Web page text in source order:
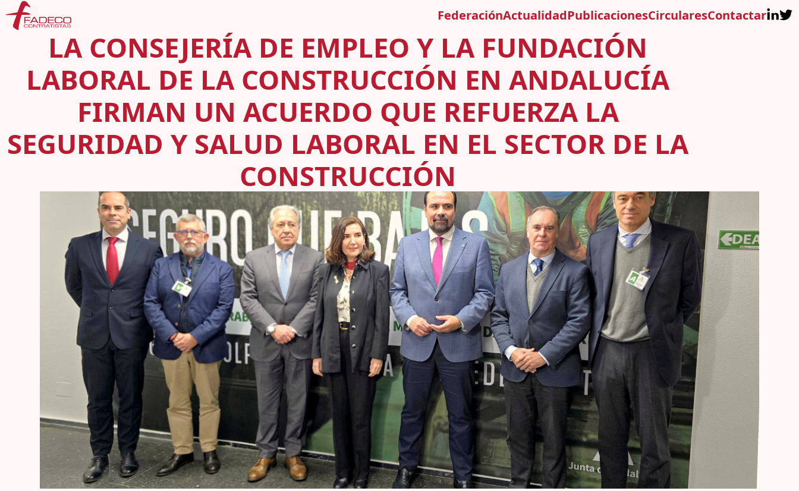
FederaciónActualidadPublicacionesCircularesContactar
LA CONSEJERÍA DE EMPLEO Y LA FUNDACIÓN
LABORAL DE LA CONSTRUCCIÓN EN ANDALUCÍA
FIRMAN UN ACUERDO QUE REFUERZA LA
SEGURIDAD Y SALUD LABORAL EN EL SECTOR DE LA
CONSTRUCCIÓN